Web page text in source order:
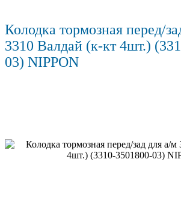
Колодка тормозная перед/
3310 Валдай (к-кт 4шт.)
03) NIPPON